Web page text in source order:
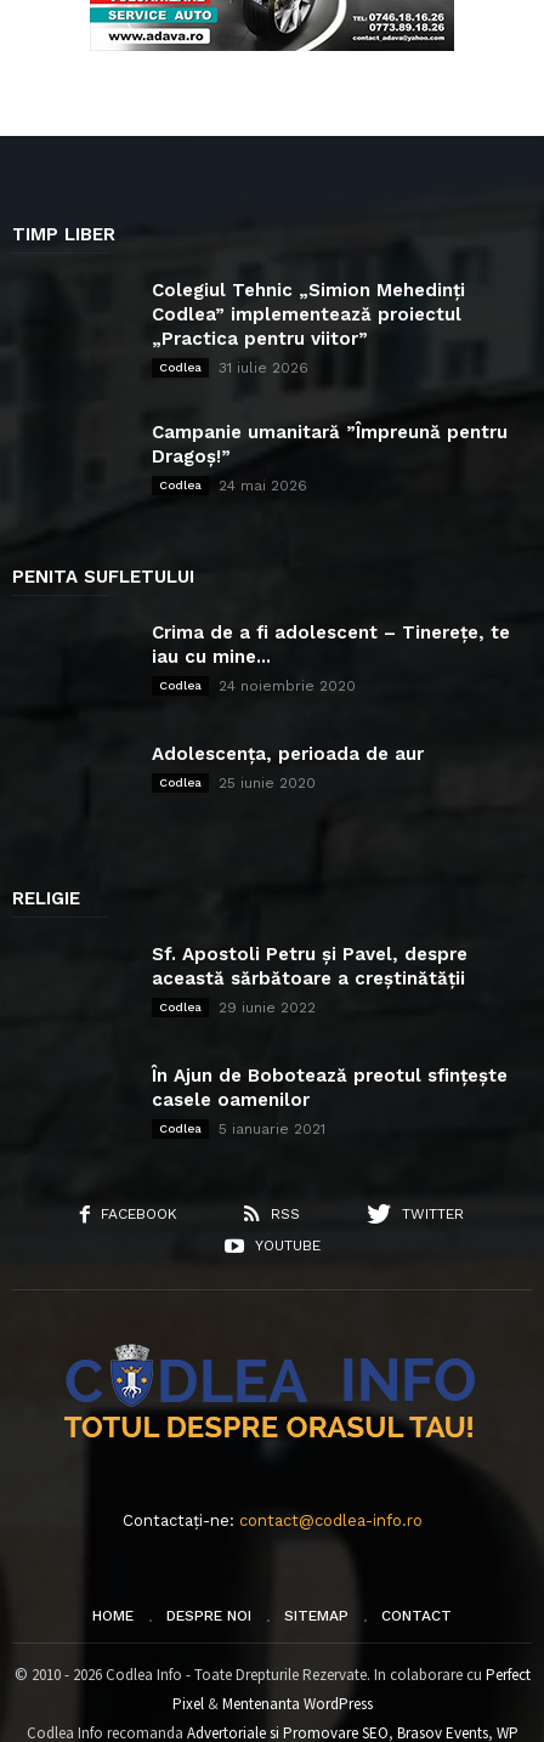
TIMP LIBER
Colegiul Tehnic „Simion Mehedinți
Codlea” implementează proiectul
„Practica pentru viitor”
Codlea 31 iulie 2026
Campanie umanitară ”Împreună pentru
Dragoș!”
Codlea 24 mai 2026
PENITA SUFLETULUI
Crima de a fi adolescent – Tinerețe, te
iau cu mine...
Codlea 24 noiembrie 2020
Adolescența, perioada de aur
Codlea 25 iunie 2020
RELIGIE
Sf. Apostoli Petru și Pavel, despre
această sărbătoare a creștinătății
Codlea 29 iunie 2022
În Ajun de Bobotează preotul sfințește
casele oamenilor
Codlea 5 ianuarie 2021
FACEBOOK RSS
TWITTER
YOUTUBE
Contactați-ne: contact@codlea-info.ro
HOME DESPRE NOI SITEMAP CONTACT
© 2010 - 2026 Codlea Info - Toate Drepturile Rezervate. In colaborare cu Perfect
Pixel&Mentenanta WordPress
Codlea Info recomanda Advertoriale si Promovare SEO, Brasov Events, WP